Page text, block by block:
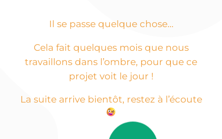
Il se passe quelque chose…
Cela fait quelques mois que nous
travaillons dans l’ombre, pour que ce
projet voit le jour !
La suite arrive bientôt, restez à l’écoute